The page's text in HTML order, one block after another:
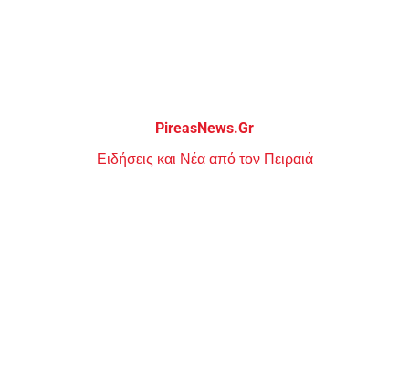
PireasNews.Gr
Ειδήσεις και Νέα από τον Πειραιά